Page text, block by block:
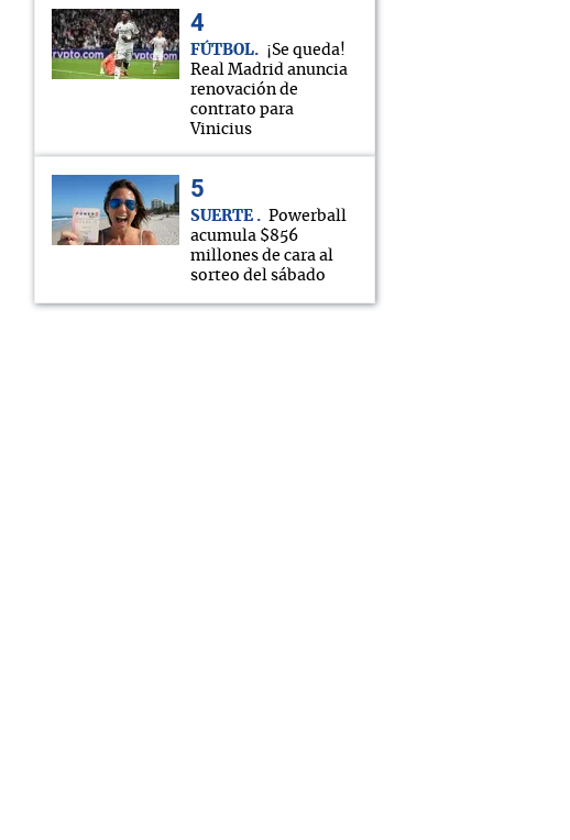
FÚTBOL
¡Se queda!
Real Madrid anuncia
renovación de
contrato para
Vinicius
SUERTE
Powerball
acumula $856
millones de cara al
sorteo del sábado